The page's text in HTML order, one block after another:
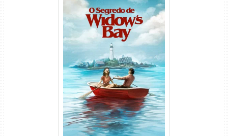
O Segredo de Widow’s Bay
1ª Temporada Torrent (2026)
WEB-DL 1080p Dual Áudio